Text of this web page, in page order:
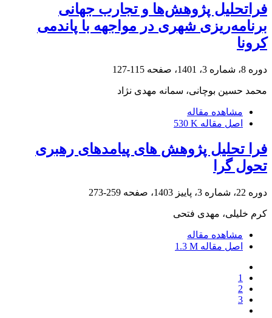
فراتحلیل پژوهش‌ها و تجارب جهانی
برنامه‌ریزی شهری در مواجهه با پاندمی
کرونا
دوره 8، شماره 3، 1401، صفحه 115-127
محمد حسین بوچانی، سمانه مهدی نژاد
مشاهده مقاله
اصل مقاله 530 K
فرا تحلیل پژوهش های پیامدهای رهبری
تحول گرا
دوره 22، شماره 3، پاییز 1403، صفحه 259-273
کرم خلیلی، مهدی فتحی
مشاهده مقاله
اصل مقاله 1.3 M
1
2
3